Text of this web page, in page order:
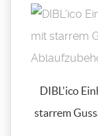
DIBL'ico
starrem